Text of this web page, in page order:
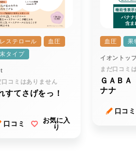
ステロール
血圧
タイプ
口コミはありません
すてさげをっ！
口コミ
お気に入
り
血圧 果
イオントッ
まだ口コミ
ＧＡＢＡ
ナナ
口コミ